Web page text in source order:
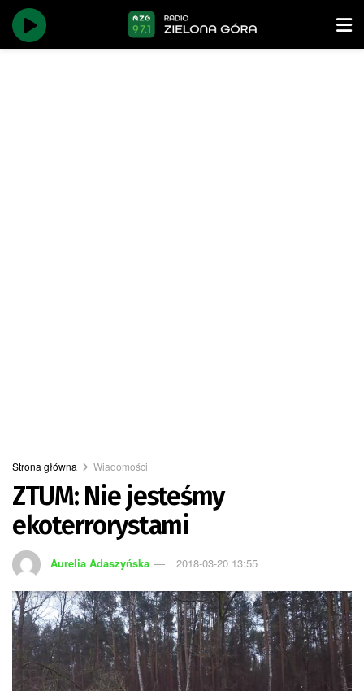
Strona główna Wiadomości
ZTUM: Nie jesteśmy
ekoterrorystami
Aurelia Adaszyńska 2018-03-20 13:55